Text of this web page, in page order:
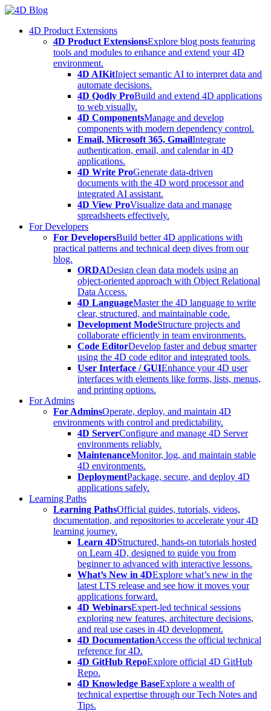
Skip
content4D Product Extensions
4D Product ExtensionsExplore blog posts featuring
tools and modules to enhance and extend your 4D
environment.
4D AIKitInject semantic AI to interpret data and
automate decisions.
4D Qodly ProBuild and extend 4D applications
to web visually.
4D ComponentsManage and develop
components with modern dependency control.
Email, Microsoft 365, GmailIntegrate
authentication, email, and calendar in 4D
applications.
4D Write ProGenerate data-driven
documents with the 4D word processor and
integrated AI assistant.
4D View ProVisualize data and manage
spreadsheets effectively.
For Developers
For DevelopersBuild better 4D applications with
practical patterns and technical deep dives from our
blog.
ORDADesign clean data models using an
object-oriented approach with Object Relational
Data Access.
4D LanguageMaster the 4D language to write
clear, structured, and maintainable code.
Development ModeStructure projects and
collaborate efficiently in team environments.
Code EditorDevelop faster and debug smarter
using the 4D code editor and integrated tools.
User Interface / GUIEnhance your 4D user
interfaces with elements like forms, lists, menus,
and printing options.
For Admins
For AdminsOperate, deploy, and maintain 4D
environments with control and predictability.
4D ServerConfigure and manage 4D Server
environments reliably.
MaintenanceMonitor, log, and maintain stable
4D environments.
DeploymentPackage, secure, and deploy 4D
applications safely.
Learning Paths
Learning PathsOfficial guides, tutorials, videos,
documentation, and repositories to accelerate your 4D
learning journey.
Learn 4DStructured, hands-on tutorials hosted
on Learn 4D, designed to guide you from
beginner to advanced with interactive lessons.
What’s New in 4DExplore what’s new in the
latest LTS release and see how it moves your
applications forward.
4D WebinarsExpert-led technical sessions
exploring new features, architecture decisions,
and real use cases in 4D development.
4D DocumentationAccess the official technical
reference for 4D.
4D GitHub RepoExplore official 4D GitHub
Repo.
4D Knowledge BaseExplore a wealth of
technical expertise through our Tech Notes and
Tips.